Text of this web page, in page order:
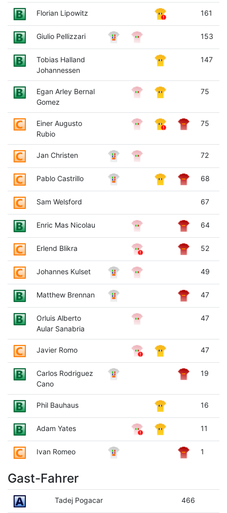
Florian Lipowitz 161
Giulio Pellizzari 153
Tobias Halland
Johannessen
147
Egan Arley Bernal
Gomez
75
Einer Augusto
Rubio
75
Jan Christen 72
Pablo Castrillo 68
Sam Welsford 67
Enric Mas Nicolau 64
Erlend Blikra 52
Johannes Kulset 49
Matthew Brennan 47
Orluis Alberto
Aular Sanabria
47
Javier Romo 47
Carlos Rodriguez
Cano
19
Phil Bauhaus 16
Adam Yates 11
Ivan Romeo 1
Gast-Fahrer
Tadej Pogacar 466